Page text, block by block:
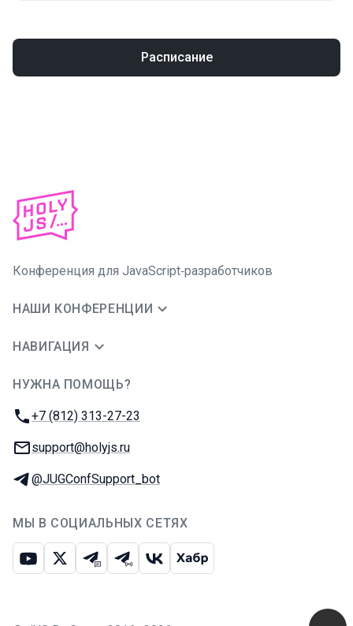
Расписание
Конференция для JavaScript‑разработчиков
НАШИ КОНФЕРЕНЦИИ
НАВИГАЦИЯ
НУЖНА ПОМОЩЬ?
Телефон:
+7 (812) 313-27-23
E-mail:
support@holyjs.ru
Телеграм:
@JUGConfSupport_bot
МЫ В СОЦИАЛЬНЫХ СЕТЯХ
ЮтубИкс Телеграм-чат
Телеграм-канал
ВКонтакте
Хабр